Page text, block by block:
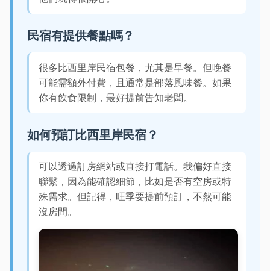
民宿有提供餐點嗎？
很多比西里岸民宿包餐，尤其是早餐。但晚餐
可能需額外付費，且通常是部落風味餐。如果
你有飲食限制，最好提前告知老闆。
如何預訂比西里岸民宿？
可以透過訂房網站或直接打電話。我偏好直接
聯繫，因為能確認細節，比如是否有空房或特
殊需求。但記得，旺季要提前預訂，不然可能
沒房間。